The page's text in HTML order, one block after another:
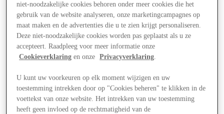
Aanbiedingen
niet-noodzakelijke cookies behoren onder meer cookies die het
gebruik van de website analyseren, onze marketingcampagnes op
maat maken en de advertenties die u te zien krijgt personaliseren.
Deze niet-noodzakelijke cookies worden pas geplaatst als u ze
accepteert. Raadpleeg voor meer informatie onze
Cookieverklaring en onze Privacyverklaring.
U kunt uw voorkeuren op elk moment wijzigen en uw
toestemming intrekken door op "Cookies beheren" te klikken in de
voettekst van onze website. Het intrekken van uw toestemming
heeft geen invloed op de rechtmatigheid van de